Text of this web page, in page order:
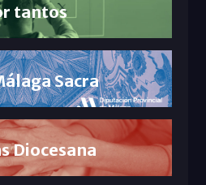
tantos
Sacra
Diocesana